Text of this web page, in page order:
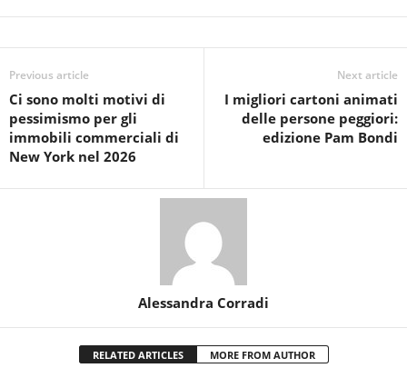
Previous article
Ci sono molti motivi di
pessimismo per gli
immobili commerciali di
New York nel 2026
Next article
I migliori cartoni animati
delle persone peggiori:
edizione Pam Bondi
Alessandra Corradi
RELATED ARTICLES MORE FROM AUTHOR